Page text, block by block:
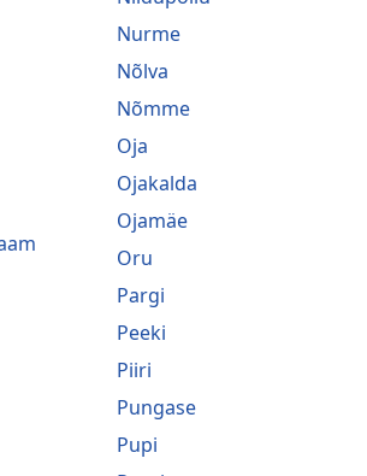
Nurme
Nõlva
Nõmme
Oja
Ojakalda
Ojamäe
Oru
Pargi
Peeki
Piiri
Pungase
Pupi